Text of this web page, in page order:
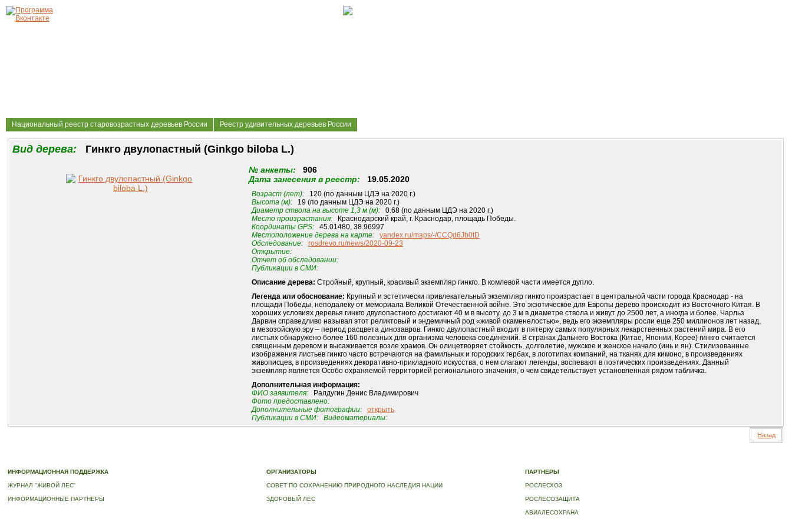
Национальный реестр старовозрастных деревьев России Реестр удивительных деревьев России
Вид дерева: Гинкго двулопастный (Ginkgo biloba L.)
№ анкеты: 906
Дата занесения в реестр: 19.05.2020
Возраст (лет):120 (по данным ЦДЭ на 2020 г.)
Высота (м):19 (по данным ЦДЭ на 2020 г.)
Диаметр ствола на высоте 1,3 м (м):0.68 (по данным ЦДЭ на 2020 г.)
Место произрастания:Краснодарский край, г. Краснодар, площадь Победы.
Координаты GPS:45.01480, 38.96997
Местоположение дерева на карте:
yandex.ru/maps/-/CCQd6Jb0tD
Обследование:
rosdrevo.ru/news/2020-09-23
Открытие:
Отчет об обследовании:
Публикации в СМИ:
Описание дерева: Стройный, крупный, красивый экземпляр гинкго. В комлевой части имеется дупло.
Легенда или обоснование: Крупный и эстетически привлекательный экземпляр гинкго произрастает в центральной части города Краснодар - на
площади Победы, неподалеку от мемориала Великой Отечественной войне. Это экзотическое для Европы дерево происходит из Восточного Китая. В
хороших условиях деревья гинкго двулопастного достигают 40 м в высоту, до 3 м в диаметре ствола и живут до 2500 лет, а иногда и более. Чарльз
Дарвин справедливо называл этот реликтовый и эндемичный род «живой окаменелостью», ведь его экземпляры росли еще 250 миллионов лет назад,
в мезозойскую эру – период расцвета динозавров. Гинкго двулопастный входит в пятерку самых популярных лекарственных растений мира. В его
листьях обнаружено более 160 полезных для организма человека соединений. В странах Дальнего Востока (Китае, Японии, Корее) гинкго считается
священным деревом и высаживается возле храмов. Он олицетворяет стойкость, долголетие, мужское и женское начало (инь и ян). Стилизованные
изображения листьев гинкго часто встречаются на фамильных и городских гербах, в логотипах компаний, на тканях для кимоно, в произведениях
живописцев, в произведениях декоративно-прикладного искусства, о нем слагают легенды, воспевают в поэтических произведениях. Данный
экземпляр является Особо охраняемой территорией регионального значения, о чем свидетельствует установленная рядом табличка.
Дополнительная информация:
ФИО заявителя:Ралдугин Денис Владимирович
Фото предоставлено:
Дополнительные фотографии:
открыть
Публикации в СМИ:
Видеоматериалы:
Назад
ИНФОРМАЦИОННАЯ ПОДДЕРЖКА
ЖУРНАЛ "ЖИВОЙ ЛЕС"
ИНФОРМАЦИОННЫЕ ПАРТНЕРЫ
ОРГАНИЗАТОРЫ
СОВЕТ ПО СОХРАНЕНИЮ ПРИРОДНОГО НАСЛЕДИЯ НАЦИИ
ЗДОРОВЫЙ ЛЕС
ПАРТНЕРЫ
РОСЛЕСХОЗ
РОСЛЕСОЗАЩИТА
АВИАЛЕСОХРАНА